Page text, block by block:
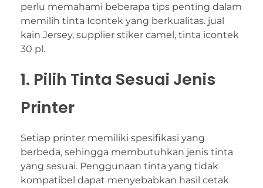
perlu memahami beberapa tips penting dalam
memilih tinta Icontek yang berkualitas. jual
kain Jersey, supplier stiker camel, tinta icontek
30 pl.
1. Pilih Tinta Sesuai Jenis
Printer
Setiap printer memiliki spesifikasi yang
berbeda, sehingga membutuhkan jenis tinta
yang sesuai. Penggunaan tinta yang tidak
kompatibel dapat menyebabkan hasil cetak